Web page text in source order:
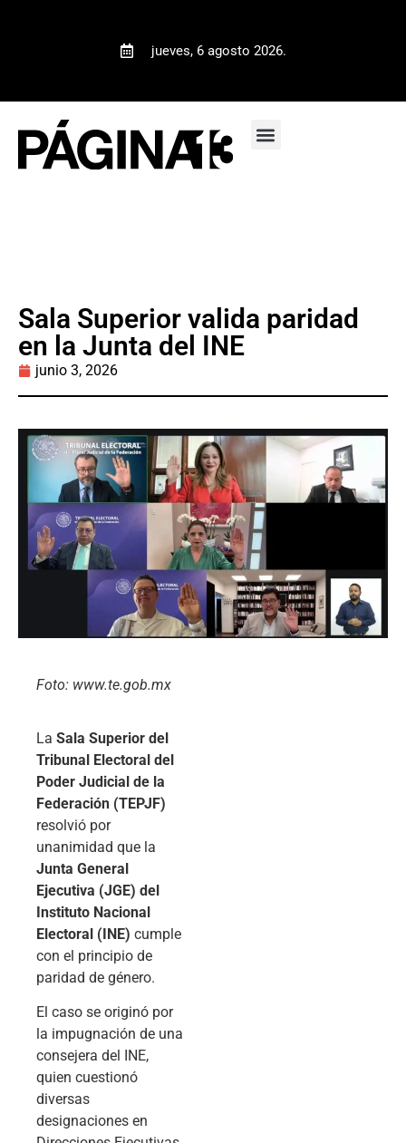
jueves, 6 agosto 2026.
Sala Superior valida paridad
en la Junta del INE
junio 3, 2026
Foto: www.te.gob.mx
La Sala Superior del
Tribunal Electoral del
Poder Judicial de la
Federación (TEPJF)
resolvió por
unanimidad que la
Junta General
Ejecutiva (JGE) del
Instituto Nacional
Electoral (INE) cumple
con el principio de
paridad de género.
El caso se originó por
la impugnación de una
consejera del INE,
quien cuestionó
diversas
designaciones en